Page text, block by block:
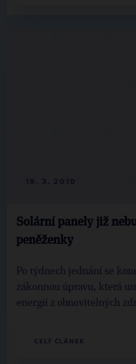
Solární panely již
peněženky
Po týdnech jednání se
zákonnou úpravu, která
energií z obnovitelných
CELÝ ČLÁNEK